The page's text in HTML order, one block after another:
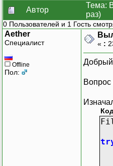
Автор
Тема:
раз)
0 Пользователей и 1 Гость
Aether
Специалист
Offline
Пол:
« :
Добрый
Вопрос